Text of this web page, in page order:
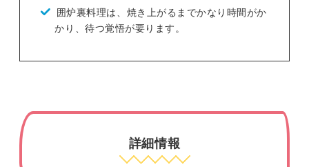
囲炉裏料理は、焼き上がるまでかなり時間がか
かり、待つ覚悟が要ります。
詳細情報